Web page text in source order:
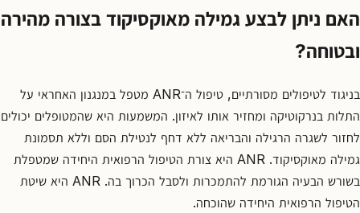
האם ניתן לבצע גמילה מאוקסיקוד בצורה מהירה
ובטוחה?
בניגוד לטיפולים מסורתיים, טיפול ה־ANR מטפל במנגנון האחראי על
התלות בנרקוטיקה ומחזיר אותו לאיזון. המשמעות היא שהמטופלים יכולים
לחזור לשגרה הרגילה והבריאה ללא דחף לנטילת הסם וללא תסמונת
גמילה מאוקסיקוד. ANR היא צורת הטיפול הרפואית היחידה שמטפלת
בשורש הבעיה הגורמת להתמכרות ולסבל הכרוך בה. ANR היא שיטת
הטיפול הרפואית היחידה שהוכחה.